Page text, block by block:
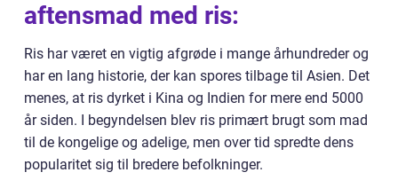
aftensmad med ris:
Ris har været en vigtig afgrøde i mange århundreder og
har en lang historie, der kan spores tilbage til Asien. Det
menes, at ris dyrket i Kina og Indien for mere end 5000
år siden. I begyndelsen blev ris primært brugt som mad
til de kongelige og adelige, men over tid spredte dens
popularitet sig til bredere befolkninger.